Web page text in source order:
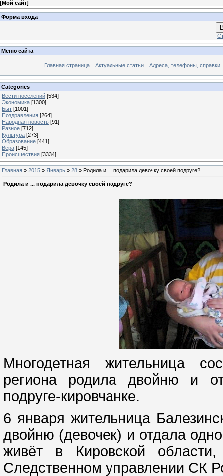
[Мой сайт]
Форма входа
Меню сайта
Главная страница Актуальные статьи Адреса, телефоны, справки
Categories
Вести поселений [534]
Экономика [1300]
Быт [1001]
Поздравления [264]
Народная новость [91]
Разное [712]
Культура [273]
Образование [441]
Вера [145]
Происшествия [3334]
Главная » 2015 » Январь » 28 » Родила и ... подарила девочку своей подруге?
Родила и ... подарила девочку своей подруге?
Многодетная жительница
региона родила двойню и
подруге-кировчанке.
6 января жительница
двойню (девочек) и отдала
живёт в Кировской
Следственном управлении СК